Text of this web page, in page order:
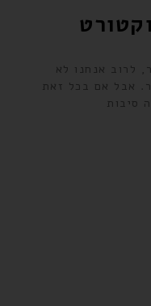
לרוב אנחנו לא
אבל אם בכל זאת
סיבות